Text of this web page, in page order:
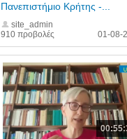
910 προβολές
Πανεπιστήμιο Κρήτης -...
site_admin
01-08-